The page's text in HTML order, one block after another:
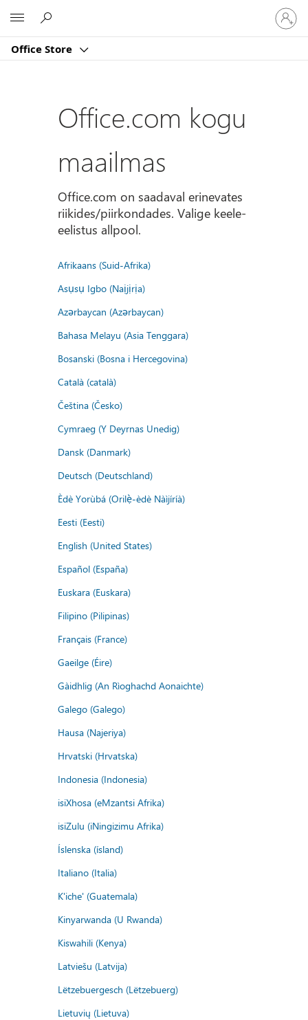
Office Store
Logige
sisse
oma
Office.com kogu
maailmas
Office.com on saadaval erinevates
riikides/piirkondades. Valige keele-
eelistus allpool.
Afrikaans (Suid-Afrika)
Asụsụ Igbo (Naịjịrịa)
Azərbaycan (Azərbaycan)
Bahasa Melayu (Asia Tenggara)
Bosanski (Bosna i Hercegovina)
Català (català)
Čeština (Česko)
Cymraeg (Y Deyrnas Unedig)
Dansk (Danmark)
Deutsch (Deutschland)
Èdè Yorùbá (Orilẹ̀-èdè Nàìjíríà)
Eesti (Eesti)
English (United States)
Español (España)
Euskara (Euskara)
Filipino (Pilipinas)
Français (France)
Gaeilge (Éire)
Gàidhlig (An Rìoghachd Aonaichte)
Galego (Galego)
Hausa (Najeriya)
Hrvatski (Hrvatska)
Indonesia (Indonesia)
isiXhosa (eMzantsi Afrika)
isiZulu (iNingizimu Afrika)
Íslenska (ísland)
Italiano (Italia)
K'iche' (Guatemala)
Kinyarwanda (U Rwanda)
Kiswahili (Kenya)
Latviešu (Latvija)
Lëtzebuergesch (Lëtzebuerg)
Lietuvių (Lietuva)